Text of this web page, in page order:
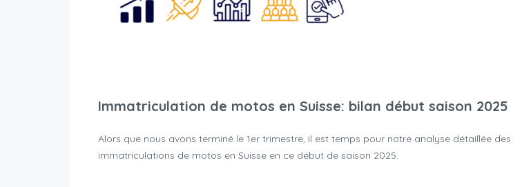
Immatriculation de motos en Suisse: bilan début saison 2025
Alors que nous avons terminé le 1er trimestre, il est temps pour notre analyse détaillée des
immatriculations de motos en Suisse en ce début de saison 2025.